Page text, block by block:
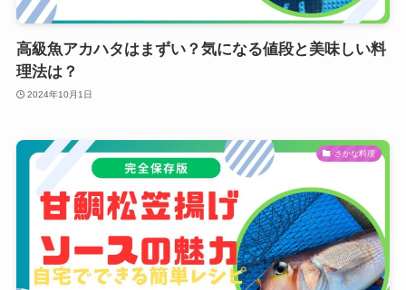
高級魚アカハタはまずい？気になる値段と美味しい料
理法は？
2024年10月1日
さかな料理